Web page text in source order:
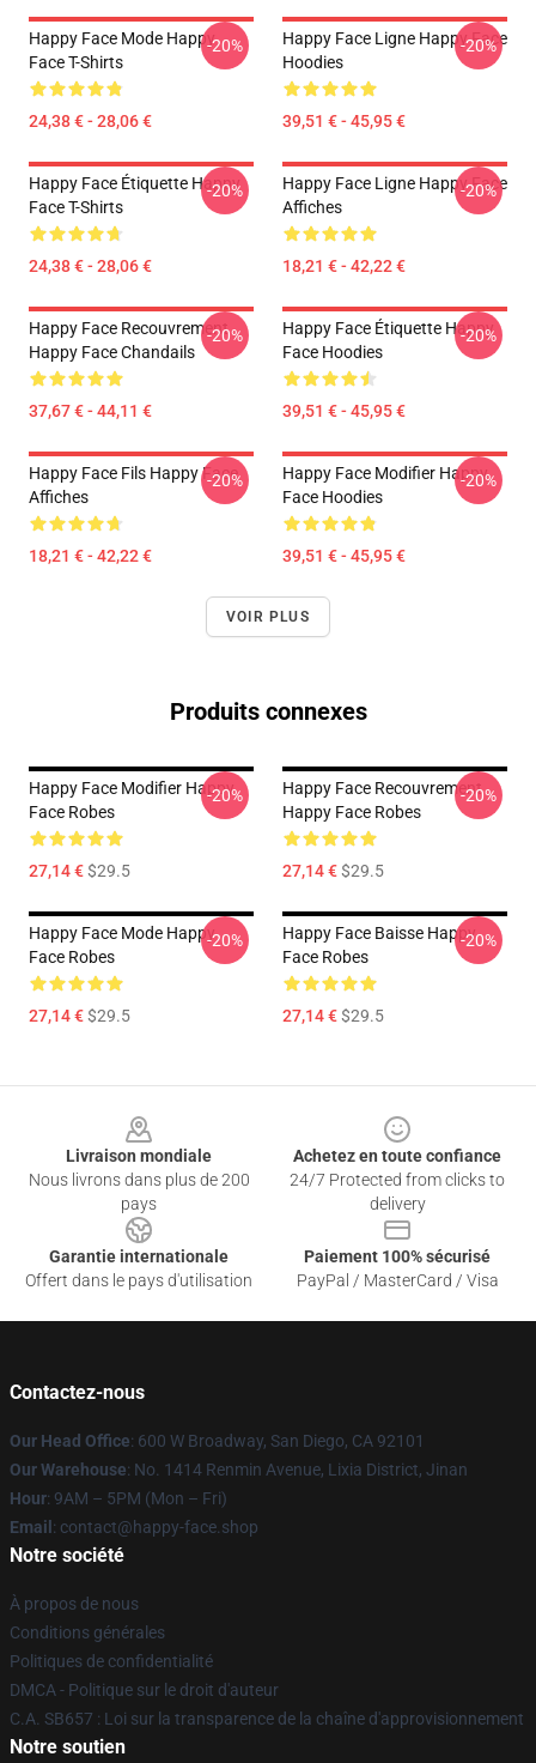
Happy Face Mode Happy
Face T-Shirts
24,38 € - 28,06 €
-20%
Happy Face Ligne Happy Face
Hoodies
39,51 € - 45,95 €
-20%
Happy Face Étiquette Happy
Face T-Shirts
24,38 € - 28,06 €
-20%
Happy Face Ligne Happy Face
Affiches
18,21 € - 42,22 €
-20%
Happy Face Recouvrement
Happy Face Chandails
37,67 € - 44,11 €
-20%
Happy Face Étiquette Happy
Face Hoodies
39,51 € - 45,95 €
-20%
Happy Face Fils Happy Face
Affiches
18,21 € - 42,22 €
-20%
Happy Face Modifier Happy
Face Hoodies
39,51 € - 45,95 €
-20%
VOIR PLUS
Produits connexes
Happy Face Modifier Happy
Face Robes
27,14 €$29.5
-20%
Happy Face Recouvrement
Happy Face Robes
27,14 €$29.5
-20%
Happy Face Mode Happy
Face Robes
27,14 €$29.5
-20%
Happy Face Baisse Happy
Face Robes
27,14 €$29.5
-20%
Livraison mondiale
Nous livrons dans plus de 200
pays
Achetez en toute confiance
24/7 Protected from clicks to
delivery
Garantie internationale
Offert dans le pays d'utilisation
Paiement 100% sécurisé
PayPal / MasterCard / Visa
Contactez-nous
Our Head Office: 600 W Broadway, San Diego, CA 92101
Our Warehouse: No. 1414 Renmin Avenue, Lixia District, Jinan
Hour: 9AM – 5PM (Mon – Fri)
Email : contact@happy-face.shop
Notre société
À propos de nous
Conditions générales
Politiques de confidentialité
DMCA - Politique sur le droit d'auteur
C.A. SB657 : Loi sur la transparence de la chaîne d'approvisionnement
Notre soutien